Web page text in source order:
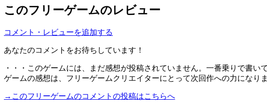
このフリーゲームのレビュー
コメント・レビューを追加する
あなたのコメントをお待ちしています！
・・・このゲームには、まだ感想が投稿されていません。一番乗りで書い
ゲームの感想は、フリーゲームクリエイターにとって次回作への力になりま
→このフリーゲームのコメントの投稿はこちらへ